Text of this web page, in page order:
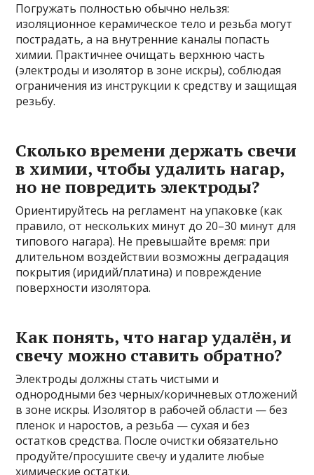
Погружать полностью обычно нельзя:
изоляционное керамическое тело и резьба могут
пострадать, а на внутренние каналы попасть
химии. Практичнее очищать верхнюю часть
(электроды и изолятор в зоне искры), соблюдая
ограничения из инструкции к средству и защищая
резьбу.
Сколько времени держать свечи
в химии, чтобы удалить нагар,
но не повредить электроды?
Ориентируйтесь на регламент на упаковке (как
правило, от нескольких минут до 20–30 минут для
типового нагара). Не превышайте время: при
длительном воздействии возможны деградация
покрытия (иридий/платина) и повреждение
поверхности изолятора.
Как понять, что нагар удалён, и
свечу можно ставить обратно?
Электроды должны стать чистыми и
однородными без черных/коричневых отложений
в зоне искры. Изолятор в рабочей области — без
пленок и наростов, а резьба — сухая и без
остатков средства. После очистки обязательно
продуйте/просушите свечу и удалите любые
химические остатки.